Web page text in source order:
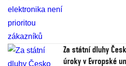
Za státní dluhy
úroky v Evropské